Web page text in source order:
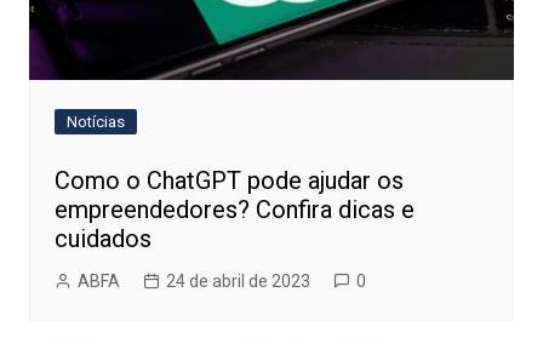
Notícias
Como o ChatGPT pode ajudar os
empreendedores? Confira dicas e
cuidados
ABFA 24 de abril de 2023 0